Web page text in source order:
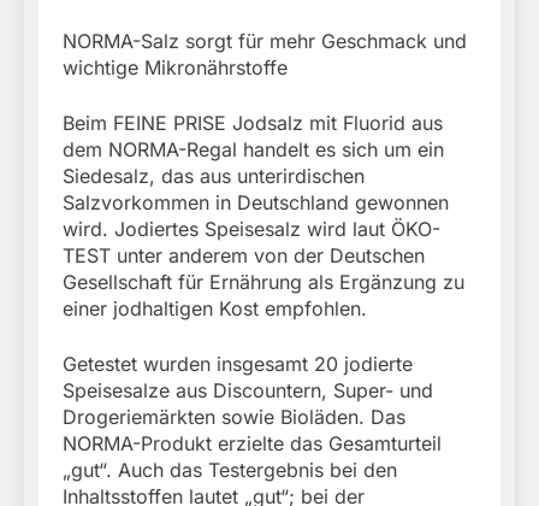
NORMA-Salz sorgt für mehr Geschmack und
wichtige Mikronährstoffe
Beim FEINE PRISE Jodsalz mit Fluorid aus
dem NORMA-Regal handelt es sich um ein
Siedesalz, das aus unterirdischen
Salzvorkommen in Deutschland gewonnen
wird. Jodiertes Speisesalz wird laut ÖKO-
TEST unter anderem von der Deutschen
Gesellschaft für Ernährung als Ergänzung zu
einer jodhaltigen Kost empfohlen.
Getestet wurden insgesamt 20 jodierte
Speisesalze aus Discountern, Super- und
Drogeriemärkten sowie Bioläden. Das
NORMA-Produkt erzielte das Gesamturteil
„gut“. Auch das Testergebnis bei den
Inhaltsstoffen lautet „gut“; bei der